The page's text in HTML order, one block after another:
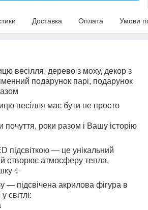
Доставка Оплата Умови
весілля, дерево з моху, декор з
подарунок парі, подарунок
весілля має бути не просто
почуття, роки разом і Вашу історію
підсвіткою — це унікальний
створює атмосферу тепла,
✨
— підсвічена акрилова фігура в
світлі: